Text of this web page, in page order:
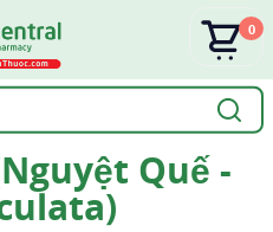
0
Quế -